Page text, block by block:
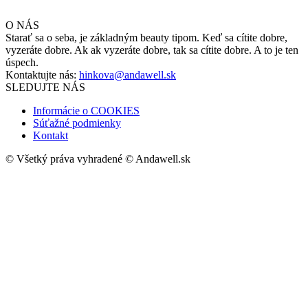
O NÁS
Starať sa o seba, je základným beauty tipom. Keď sa cítite dobre,
vyzeráte dobre. Ak ak vyzeráte dobre, tak sa cítite dobre. A to je ten
úspech.
Kontaktujte nás: hinkova@andawell.sk
SLEDUJTE NÁS
Informácie o COOKIES
Súťažné podmienky
Kontakt
© Všetký práva vyhradené © Andawell.sk